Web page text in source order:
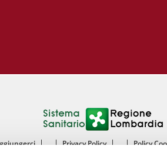
Privacy Policy Policy